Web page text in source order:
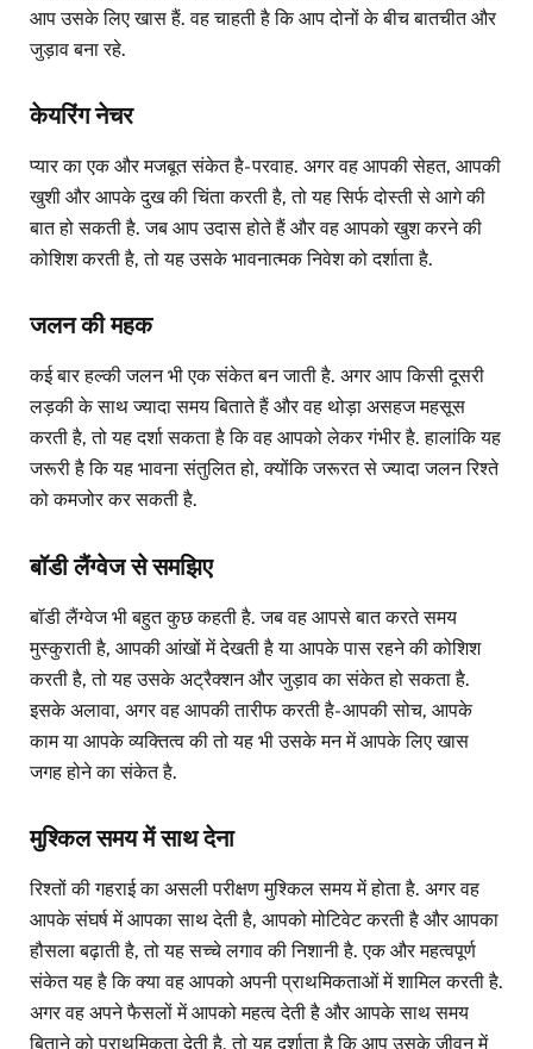
आप उसके लिए खास हैं. वह चाहती है कि आप दोनों के बीच बातचीत और
जुड़ाव बना रहे.
केयरिंग नेचर
प्यार का एक और मजबूत संकेत है- परवाह. अगर वह आपकी सेहत, आपकी
खुशी और आपके दुख की चिंता करती है, तो यह सिर्फ दोस्ती से आगे की
बात हो सकती है. जब आप उदास होते हैं और वह आपको खुश करने की
कोशिश करती है, तो यह उसके भावनात्मक निवेश को दर्शाता है.
जलन की महक
कई बार हल्की जलन भी एक संकेत बन जाती है. अगर आप किसी दूसरी
लड़की के साथ ज्यादा समय बिताते हैं और वह थोड़ा असहज महसूस
करती है, तो यह दर्शा सकता है कि वह आपको लेकर गंभीर है. हालांकि यह
जरूरी है कि यह भावना संतुलित हो, क्योंकि जरूरत से ज्यादा जलन रिश्ते
को कमजोर कर सकती है.
बॉडी लैंग्वेज से समझिए
बॉडी लैंग्वेज भी बहुत कुछ कहती है. जब वह आपसे बात करते समय
मुस्कुराती है, आपकी आंखों में देखती है या आपके पास रहने की कोशिश
करती है, तो यह उसके अट्रैक्शन और जुड़ाव का संकेत हो सकता है.
इसके अलावा, अगर वह आपकी तारीफ करती है- आपकी सोच, आपके
काम या आपके व्यक्तित्व की तो यह भी उसके मन में आपके लिए खास
जगह होने का संकेत है.
मुश्किल समय में साथ देना
रिश्तों की गहराई का असली परीक्षण मुश्किल समय में होता है. अगर वह
आपके संघर्ष में आपका साथ देती है, आपको मोटिवेट करती है और आपका
हौसला बढ़ाती है, तो यह सच्चे लगाव की निशानी है. एक और महत्वपूर्ण
संकेत यह है कि क्या वह आपको अपनी प्राथमिकताओं में शामिल करती है.
अगर वह अपने फैसलों में आपको महत्व देती है और आपके साथ समय
बिताने को प्राथमिकता देती है, तो यह दर्शाता है कि आप उसके जीवन में